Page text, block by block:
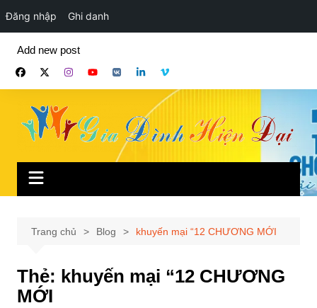
Đăng nhập Ghi danh
phần
Add new post
Trang chủ Blog khuyến mại “12 CHƯƠNG MỚI
Thẻ: khuyến mại “12 CHƯƠNG
MỚI